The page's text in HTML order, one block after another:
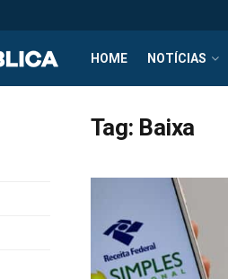
HOME NOTÍCIAS
Tag: Baixa